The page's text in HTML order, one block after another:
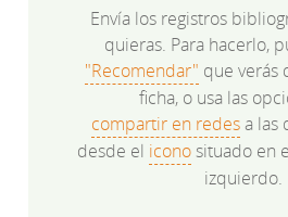
Envía los registros
quieras. Para hacerlo,
"Recomendar" que verás
ficha, o usa las
compartir en redesa las
desde el iconosituado en
izquierdo.